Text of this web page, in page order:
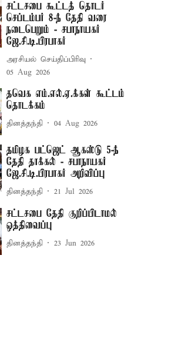
சட்டசபை கூட்டத் தொடர்
செப்டம்பர் 8-ந் தேதி வரை
நடைபெறும் - சபாநாயகர்
ஜே.சி.டி.பிரபாகர்
அரசியல் செய்திப்பிரிவு
05 Aug 2026
தவெக எம்.எல்.ஏ.க்கள் கூட்டம்
தொடக்கம்
தினத்தந்தி 04 Aug 2026
தமிழக பட்ஜெட் ஆகஸ்டு 5-ந்
தேதி தாக்கல் - சபாநாயகர்
ஜே.சி.டி.பிரபாகர் அறிவிப்பு
தினத்தந்தி 21 Jul 2026
சட்டசபை தேதி குறிப்பிடாமல்
ஒத்திவைப்பு
தினத்தந்தி 23 Jun 2026